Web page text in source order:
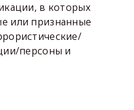
в которых
или признанные
персоны и